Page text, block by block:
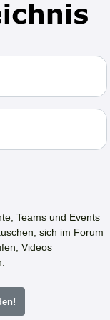
Teams und Events
sich im Forum
Videos